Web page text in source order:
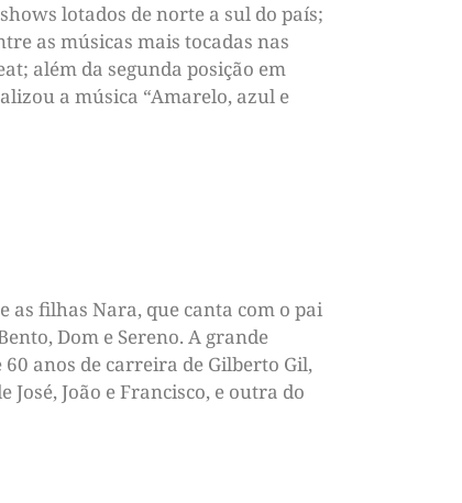
lotados de norte a sul do país;
as músicas mais tocadas nas
além da segunda posição em
a música “Amarelo, azul e
as filhas Nara, que canta com o pai
Dom e Sereno. A grande
anos de carreira de Gilberto Gil,
José, João e Francisco, e outra do